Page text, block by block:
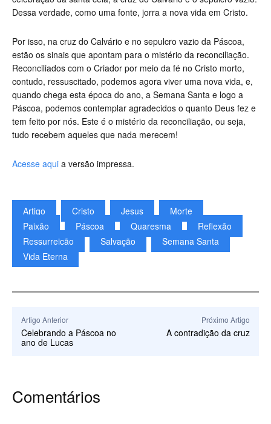
Dessa verdade, como uma fonte, jorra a nova vida em Cristo.
Por isso, na cruz do Calvário e no sepulcro vazio da Páscoa,
estão os sinais que apontam para o mistério da reconciliação.
Reconciliados com o Criador por meio da fé no Cristo morto,
contudo, ressuscitado, podemos agora viver uma nova vida, e,
quando chega esta época do ano, a Semana Santa e logo a
Páscoa, podemos contemplar agradecidos o quanto Deus fez e
tem feito por nós. Este é o mistério da reconciliação, ou seja,
tudo recebem aqueles que nada merecem!
Acesse aqui a versão impressa.
Artigo Cristo Jesus
Morte
Paixão
Páscoa Quaresma
Reflexão
Ressurreição
Salvação
Semana Santa
Vida Eterna
Artigo Anterior
Celebrando a Páscoa no
ano de Lucas
Próximo Artigo
A contradição da cruz
Comentários